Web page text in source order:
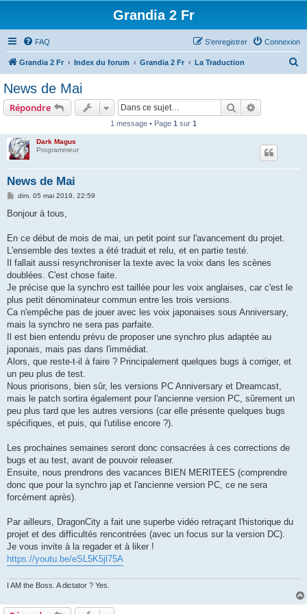
Grandia 2 Fr
FAQ Connexion
S’enregistrer
Grandia 2 Fr Index du forum Grandia 2 Fr La Traduction
News de Mai
Répondre Rechercher
1 message • Page 1 sur 1
Dark Magus
Programmeur
News de Mai
M
s
g
dim. 05 mai 2019, 22:59
Bonjour à tous,
En ce début de mois de mai, un petit point sur l'avancement du projet.
L'ensemble des textes a été traduit et relu, et en partie testé.
Il fallait aussi resynchroniser la texte avec la voix dans les scènes
doublées. C'est chose faite.
Je précise que la synchro est taillée pour les voix anglaises, car c'est le
plus petit dénominateur commun entre les trois versions.
Ca n'empêche pas de jouer avec les voix japonaises sous Anniversary,
mais la synchro ne sera pas parfaite.
Il est bien entendu prévu de proposer une synchro plus adaptée au
japonais, mais pas dans l'immédiat.
Alors, que reste-t-il à faire ? Principalement quelques bugs à corriger, et
un peu plus de test.
Nous priorisons, bien sûr, les versions PC Anniversary et Dreamcast,
mais le patch sortira également pour l'ancienne version PC, sûrement un
peu plus tard que les autres versions (car elle présente quelques bugs
spécifiques, et puis, qui l'utilise encore ?).
Les prochaines semaines seront donc consacrées à ces corrections de
bugs et au test, avant de pouvoir releaser.
Ensuite, nous prendrons des vacances BIEN MERITEES (comprendre
donc que pour la synchro jap et l'ancienne version PC, ce ne sera
forcément après).
Par ailleurs, DragonCity a fait une superbe vidéo retraçant l'historique du
projet et des difficultés rencontrées (avec un focus sur la version DC).
Je vous invite à la regader et à liker !
https://youtu.be/eSL5K5jl75A
I AM the Boss. A dictator ? Yes.